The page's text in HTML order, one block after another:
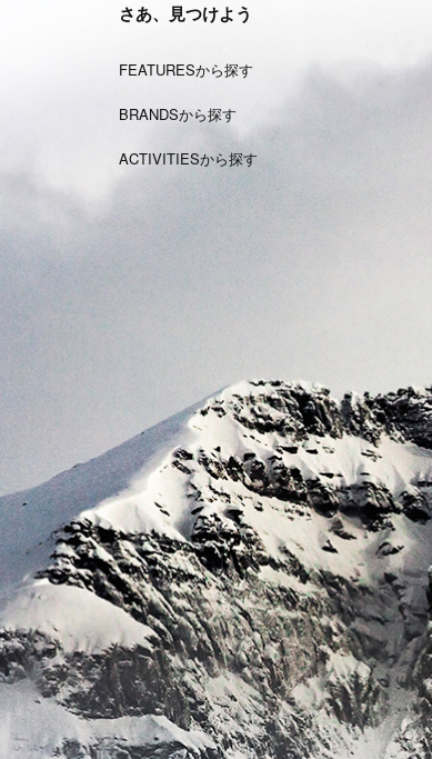
さあ、見つけよう
FEATURESから探す
BRANDSから探す
ACTIVITIESから探す